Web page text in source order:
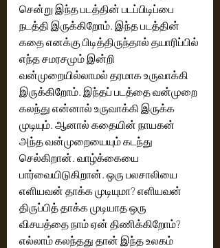
சென்று இந்த படத்தின் படப்பிடிப்பை
நடத்தி இருக்கிறோம். இந்த படத்தின்
கதை எனக்கு பிடித்திருந்தால் தயாரிப்பில்
எந்த சமரசமும் இன்றி
வன்முறையில்லாமல் தரமாக உருவாக்கி
இருக்கிறோம். இந்தப் படத்தை வன்முறை
கலந்து என்னால் உருவாக்கி இருக்க
முடியும். ஆனால் கதையின் நாயகன்
அந்த வன்முறையையும் கடந்து
செல்கிறான். வாழ்க்கையை
பார்வையிடுகிறான். ஒரு பலசாலியை
எளியவன் தாக்க முடியுமா? எளியவன்
திருப்பித் தாக்க முடியாத ஒரு
விசயத்தை நாம் ஏன் திணிக்கிறோம்?
எல்லாம் கலந்தது தான் இந்த உலகம்